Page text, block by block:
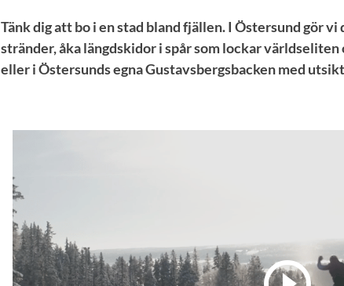
Tänk dig att bo i en stad bland fjällen. I Östersund gör
stränder, åka längdskidor i spår som lockar
eller i Östersunds egna Gustavsbergsbacken med